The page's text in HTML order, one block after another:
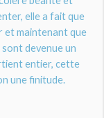
elle a fait que
et maintenant que
devenue un
entier, cette
une finitude.